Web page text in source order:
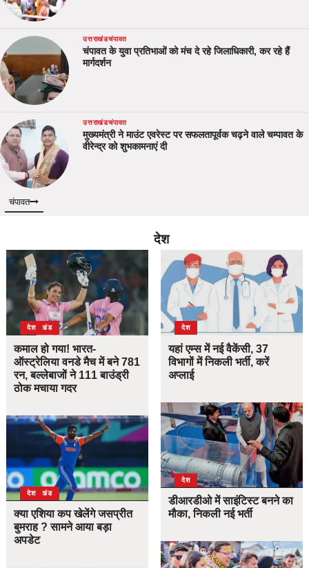
उत्तराखंडचंपावत
चंपावत के युवा प्रतिभाओं को मंच दे रहे जिलाधिकारी, कर रहे हैं
मार्गदर्शन
उत्तराखंडचंपावत
मुख्यमंत्री ने माउंट एवरेस्ट पर सफलतापूर्वक चढ़ने वाले चम्पावत के
वीरेन्द्र को शुभकामनाएं दी
चंपावत
देश
उत्तराखंड
देश
कमाल हो गया! भारत-
ऑस्ट्रेलिया वनडे मैच में बने 781
रन, बल्लेबाजों ने 111 बाउंड्री
ठोक मचाया गदर
उत्तराखंड
देश
क्या एशिया कप खेलेंगे जसप्रीत
बुमराह ? सामने आया बड़ा
अपडेट
देश
यहां एम्स में नई वैकेंसी, 37
विभागों में निकली भर्ती, करें
अप्लाई
देश
डीआरडीओ में साइंटिस्ट बनने का
मौका, निकली नई भर्ती